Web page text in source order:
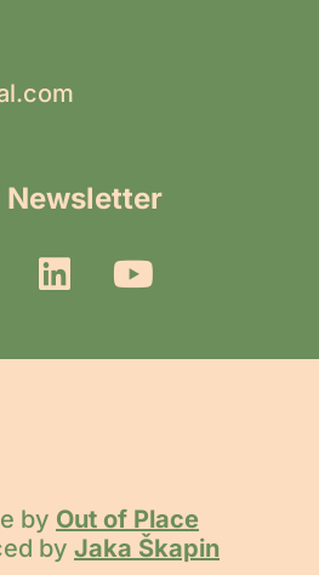
Newsletter
by Out of Place
by Jaka Škapin